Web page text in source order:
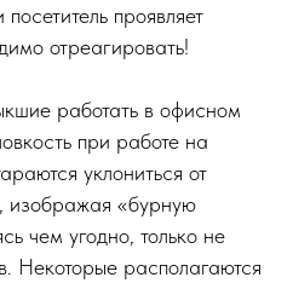
проявляет
отреагировать!
работать в офисном
при работе на
уклониться от
изображая «бурную
чем угодно, только не
Некоторые располагаются